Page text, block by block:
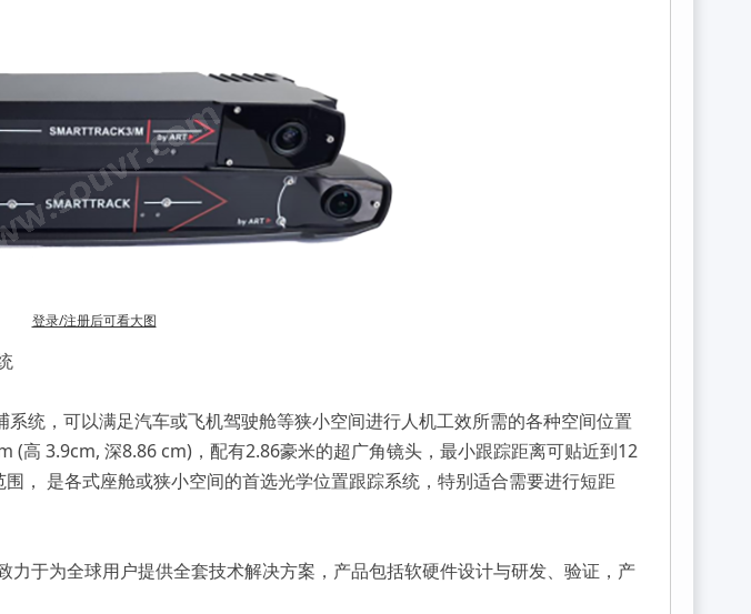
登录/注册后可看大图
统，可以满足汽车或飞机驾驶舱等狭小空间进行人机工效所需的各种空间位置
(高 3.9cm, 深8.86 cm)，配有2.86豪米的超广角镜头，最小跟踪距离可贴近到12
， 是各式座舱或狭小空间的首选光学位置跟踪系统，特别适合需要进行短距
力于为全球用户提供全套技术解决方案，产品包括软硬件设计与研发、验证，产